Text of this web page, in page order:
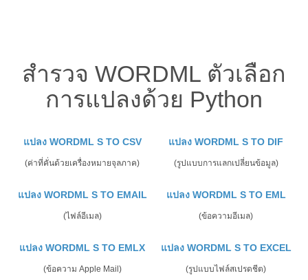
สำรวจ WORDML ตัวเลือก
การแปลงด้วย Python
แปลง WORDML S TO CSV
(ค่าที่คั่นด้วยเครื่องหมายจุลภาค)
แปลง WORDML S TO DIF
(รูปแบบการแลกเปลี่ยนข้อมูล)
แปลง WORDML S TO EMAIL
(ไฟล์อีเมล)
แปลง WORDML S TO EML
(ข้อความอีเมล)
แปลง WORDML S TO EMLX
(ข้อความ Apple Mail)
แปลง WORDML S TO EXCEL
(รูปแบบไฟล์สเปรดชีต)